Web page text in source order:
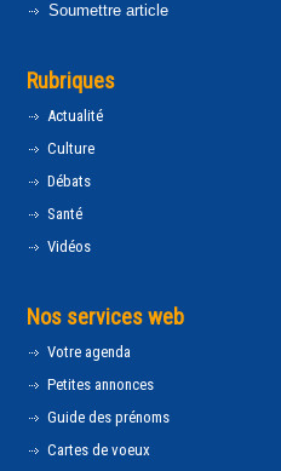
Soumettre article
Rubriques
Actualité
Culture
Débats
Santé
Vidéos
Nos services web
Votre agenda
Petites annonces
Guide des prénoms
Cartes de voeux